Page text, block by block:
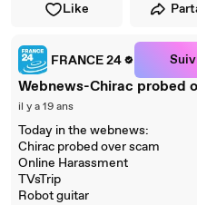
Like
FRANCE 24
Webnews-Chirac probed
il y a 19 ans
Today in the webnews:
Chirac probed over scam
Online Harassment
TVsTrip
Robot guitar